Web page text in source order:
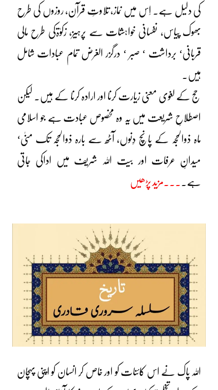
کی دلیل ہے۔ اِس میں نماز، تلاوتِ قرآن، روزوں کی طرح
بھوک پیاس، نفسانی خواہشات سے پرہیز، زکوٰۃکی طرح مالی
قربانی‘ برداشت ‘ صبر ‘ درگزر الغرض تمام عبادات شامل
ہیں۔
حج کے لغوی معنی زیارت کرنا اور ارادہ کرنا کے ہیں۔ لیکن
اصطلاحِ شریعت میں یہ وہ مخصوص عبادت ہے جو اسلامی
ماہ ذوالحجہ کے پانچ دِنوں، آٹھ سے بارہ ذوالحجہ تک منیٰ‘
میدانِ عرفات اور بیت اللہ شریف میں اداکی جاتی
ہے۔ ۔۔۔مزید پڑھیں
اللہ پاک نے اس کائنات کو اور خاص کر انسان کو اپنی پہچان